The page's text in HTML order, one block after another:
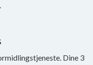
Dine 3